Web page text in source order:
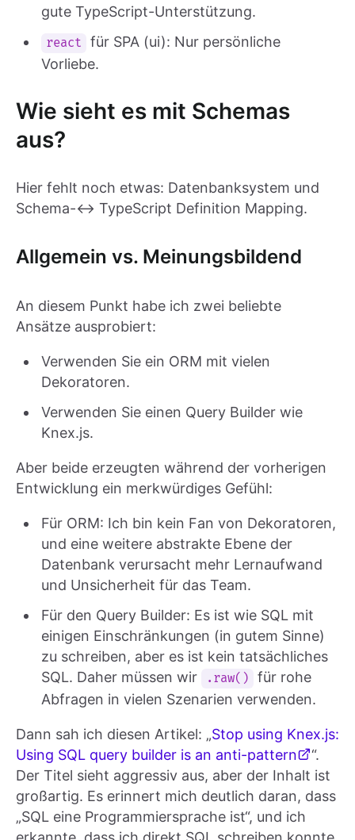
gute TypeScript-Unterstützung.
react
für SPA (ui): Nur persönliche
Vorliebe.
Wie sieht es mit Schemas
aus?
Hier fehlt noch etwas: Datenbanksystem und
Schema-<-> TypeScript Definition Mapping.
Allgemein vs. Meinungsbildend
An diesem Punkt habe ich zwei beliebte
Ansätze ausprobiert:
Verwenden Sie ein ORM mit vielen
Dekoratoren.
Verwenden Sie einen Query Builder wie
Knex.js.
Aber beide erzeugten während der vorherigen
Entwicklung ein merkwürdiges Gefühl:
Für ORM: Ich bin kein Fan von Dekoratoren,
und eine weitere abstrakte Ebene der
Datenbank verursacht mehr Lernaufwand
und Unsicherheit für das Team.
Für den Query Builder: Es ist wie SQL mit
einigen Einschränkungen (in gutem Sinne)
zu schreiben, aber es ist kein tatsächliches
SQL. Daher müssen wir
.raw()
für rohe
Abfragen in vielen Szenarien verwenden.
Dann sah ich diesen Artikel: „Stop using Knex.js:
Using SQL query builder is an anti-pattern
“.
Der Titel sieht aggressiv aus, aber der Inhalt ist
großartig. Es erinnert mich deutlich daran, dass
„SQL eine Programmiersprache ist“, und ich